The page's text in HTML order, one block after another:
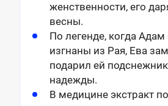
женственности, его
весны.
По легенде, когда
изгнаны из Рая, Ева
подарил ей
надежды.
В медицине экстракт